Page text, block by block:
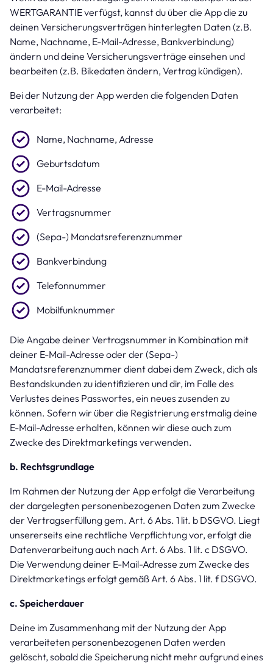
WERTGARANTIE verfügst, kannst du über die App die zu
deinen Versicherungsverträgen hinterlegten Daten (z.B.
Name, Nachname, E-Mail-Adresse, Bankverbindung)
ändern und deine Versicherungsverträge einsehen und
bearbeiten (z.B. Bikedaten ändern, Vertrag kündigen).
Bei der Nutzung der App werden die folgenden Daten
verarbeitet:
Name, Nachname, Adresse
Geburtsdatum
E-Mail-Adresse
Vertragsnummer
(Sepa-) Mandatsreferenznummer
Bankverbindung
Telefonnummer
Mobilfunknummer
Die Angabe deiner Vertragsnummer in Kombination mit
deiner E-Mail-Adresse oder der (Sepa-)
Mandatsreferenznummer dient dabei dem Zweck, dich als
Bestandskunden zu identifizieren und dir, im Falle des
Verlustes deines Passwortes, ein neues zusenden zu
können. Sofern wir über die Registrierung erstmalig deine
E-Mail-Adresse erhalten, können wir diese auch zum
Zwecke des Direktmarketings verwenden.
b. Rechtsgrundlage
Im Rahmen der Nutzung der App erfolgt die Verarbeitung
der dargelegten personenbezogenen Daten zum Zwecke
der Vertragserfüllung gem. Art. 6 Abs. 1 lit. b DSGVO. Liegt
unsererseits eine rechtliche Verpflichtung vor, erfolgt die
Datenverarbeitung auch nach Art. 6 Abs. 1 lit. c DSGVO.
Die Verwendung deiner E-Mail-Adresse zum Zwecke des
Direktmarketings erfolgt gemäß Art. 6 Abs. 1 lit. f DSGVO.
c. Speicherdauer
Deine im Zusammenhang mit der Nutzung der App
verarbeiteten personenbezogenen Daten werden
gelöscht, sobald die Speicherung nicht mehr aufgrund eines